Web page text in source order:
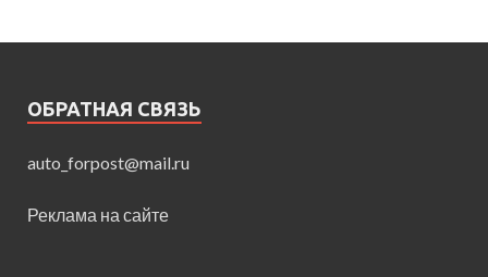
ОБРАТНАЯ СВЯЗЬ
auto_forpost@mail.ru
Реклама на сайте